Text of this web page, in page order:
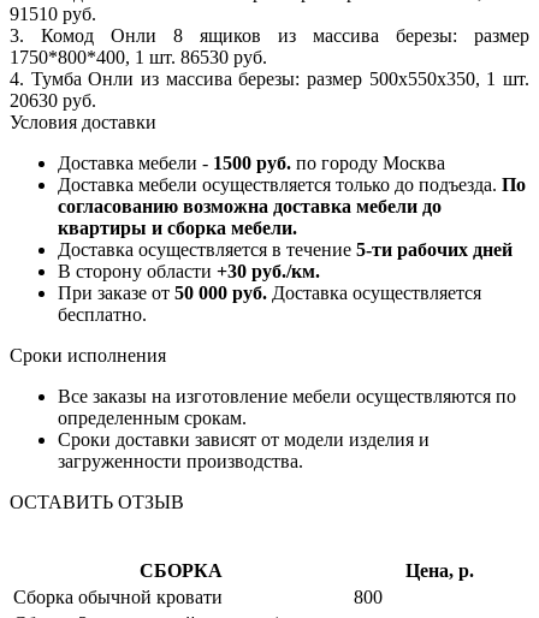
91510 руб.
3. Комод Онли 8 ящиков из массива березы: размер
1750*800*400, 1 шт. 86530 руб.
4. Тумба Онли из массива березы: размер 500х550х350, 1 шт.
20630 руб.
Условия доставки
Доставка мебели - 1500 руб. по городу Москва
Доставка мебели осуществляется только до подъезда. По
согласованию возможна доставка мебели до
квартиры и сборка мебели.
Доставка осуществляется в течение 5-ти рабочих дней
В сторону области +30 руб./км.
При заказе от 50 000 руб. Доставка осуществляется
бесплатно.
Сроки исполнения
Все заказы на изготовление мебели осуществляются по
определенным срокам.
Сроки доставки зависят от модели изделия и
загруженности производства.
ОСТАВИТЬ ОТЗЫВ
СБОРКА
Цена, р.
Сборка обычной кровати
800